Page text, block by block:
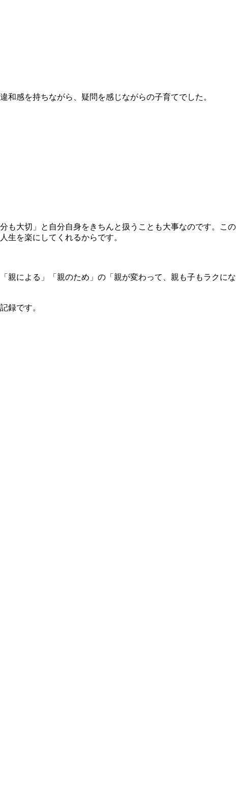
感を持ちながら、疑問を感じながらの子育てでした。
も大切」と自分自身をきちんと扱うことも大事なのです。この
生を楽にしてくれるからです。
親による」「親のため」の「親が変わって、親も子もラクにな
録です。